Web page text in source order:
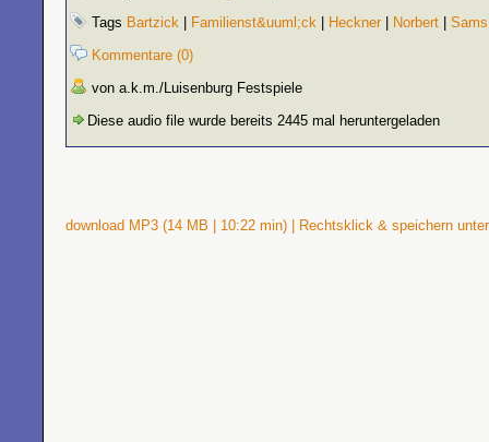
Tags Bartzick Familienst&uuml;ck Heckner Norbert Sams
Kommentare (0)
von a.k.m./Luisenburg Festspiele
Diese audio file wurde bereits 2445 mal heruntergeladen
download MP3 (14 MB | 10:22 min) | Rechtsklick & speichern unter